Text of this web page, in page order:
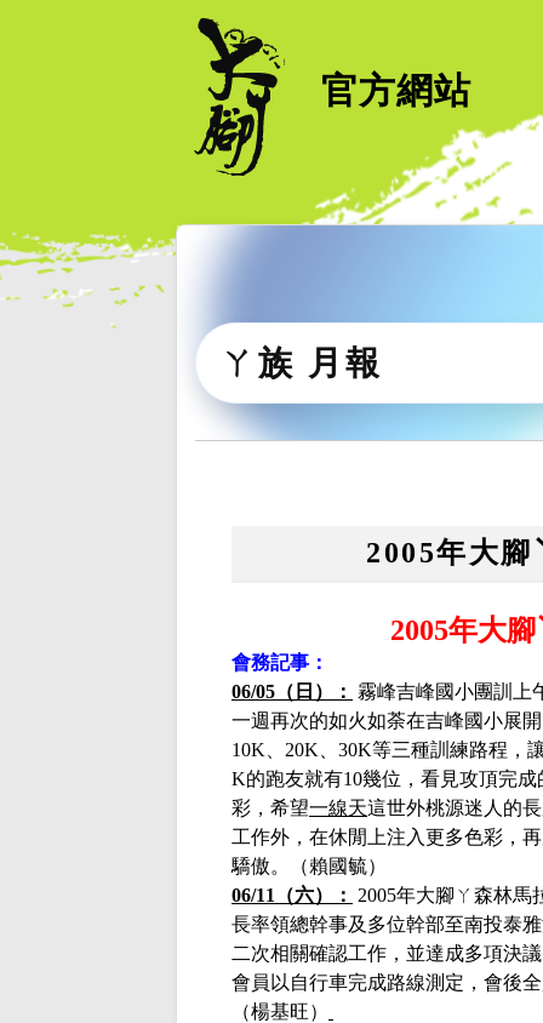
官方網站
ㄚ族 月報
2005年大
2005年大腳
會務記事：
06/05（日）：
霧峰吉峰國小團訓上
一週再次的如火如荼在吉峰國小展
10K、20K、30K等三種訓練路程，
K的跑友就有10幾位，看見攻頂完
彩，希望一線天這世外桃源迷人的
工作外，在休閒上注入更多色彩，
驕傲。（賴國毓）
06/11（六）：
2005年大腳ㄚ森林
長率領總幹事及多位幹部至南投泰
二次相關確認工作，並達成多項決
會員以自行車完成路線測定，會後
（楊基旺）